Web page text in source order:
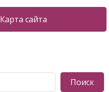
Карта сайта
Поиск